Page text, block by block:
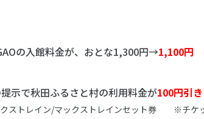
の入館料金が、おとな1,300円→1,100円
示で秋田ふるさと村の利用料金が100円引き
クストレイン/マックストレインセット券 ※チケ